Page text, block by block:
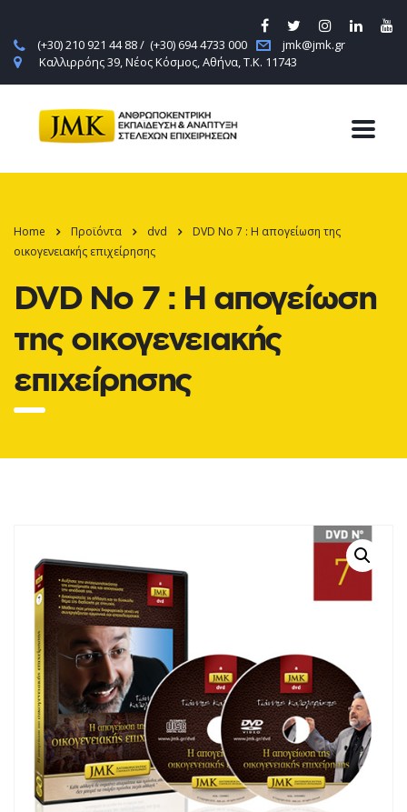
(+30) 210 921 44 88 / (+30) 694 4733 000
jmk@jmk.gr
Καλλιρρόης 39, Νέος Κόσμος, Αθήνα, Τ.Κ. 11743
Home Προϊόντα dvd
DVD No 7 : Η απογείωση της
οικογενειακής επιχείρησης
DVD No 7 : Η απογείωση
της οικογενειακής
επιχείρησης